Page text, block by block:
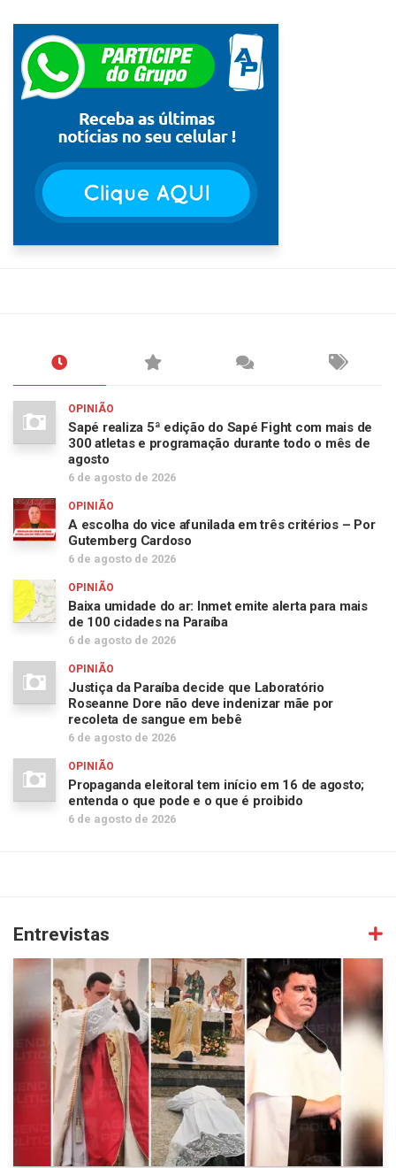
OPINIÃO
Sapé realiza 5ª edição do Sapé Fight com mais de
300 atletas e programação durante todo o mês de
agosto
6 de agosto de 2026
OPINIÃO
A escolha do vice afunilada em três critérios – Por
Gutemberg Cardoso
6 de agosto de 2026
OPINIÃO
Baixa umidade do ar: Inmet emite alerta para mais
de 100 cidades na Paraíba
6 de agosto de 2026
OPINIÃO
Justiça da Paraíba decide que Laboratório
Roseanne Dore não deve indenizar mãe por
recoleta de sangue em bebê
6 de agosto de 2026
OPINIÃO
Propaganda eleitoral tem início em 16 de agosto;
entenda o que pode e o que é proibido
6 de agosto de 2026
Entrevistas